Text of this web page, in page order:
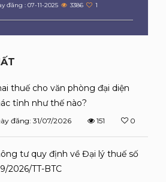
đăng : 07-11-2025 3386 1
thuế cho văn phòng đại diện
tỉnh như thế nào?
đăng: 31/07/2026 151 0
tư quy định về Đại lý thuế số
2026/TT-BTC